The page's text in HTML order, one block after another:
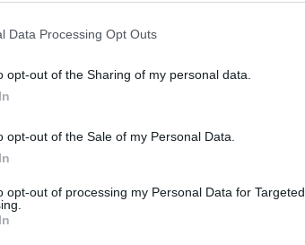
Data Processing Opt Outs
opt-out of the Sharing of my personal data.
opt-out of the Sale of my Personal Data.
opt-out of processing my Personal Data for Targeted